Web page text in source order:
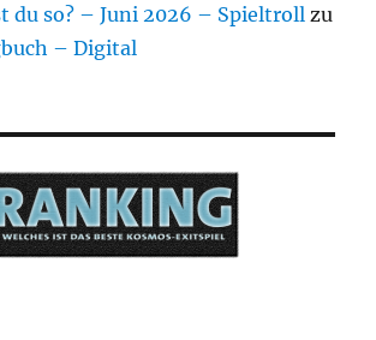
du so? – Juni 2026 – Spieltroll zu
– Digital